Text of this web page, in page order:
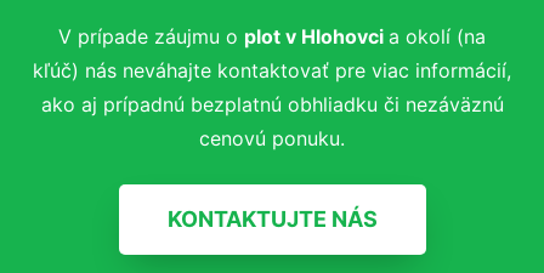
V prípade záujmu o plot v Hlohovci a okolí (na
kľúč) nás neváhajte kontaktovať pre viac informácií,
ako aj prípadnú bezplatnú obhliadku či nezáväznú
cenovú ponuku.
KONTAKTUJTE NÁS